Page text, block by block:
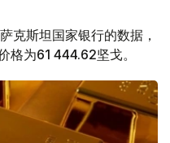
克斯坦国家银行的数据，
为61 444.62坚戈。